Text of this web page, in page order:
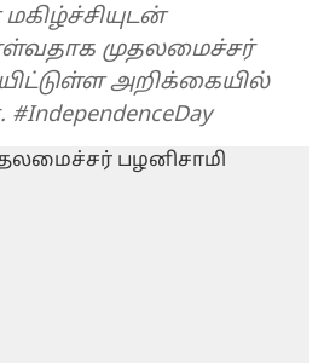
முதலமைச்சர்
அறிக்கையில்